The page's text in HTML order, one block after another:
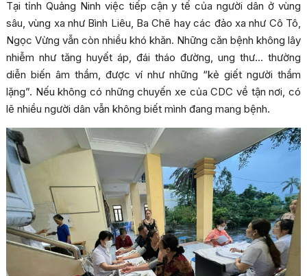
Tại tỉnh Quảng Ninh việc tiếp cận y tế của người dân ở vùng
sâu, vùng xa như Bình Liêu, Ba Chẽ hay các đảo xa như Cô Tô,
Ngọc Vừng vẫn còn nhiều khó khăn. Những căn bệnh không lây
nhiễm như tăng huyết áp, đái tháo đường, ung thư… thường
diễn biến âm thầm, được ví như những “kẻ giết người thầm
lặng”. Nếu không có những chuyến xe của CDC về tận nơi, có
lẽ nhiều người dân vẫn không biết mình đang mang bệnh.